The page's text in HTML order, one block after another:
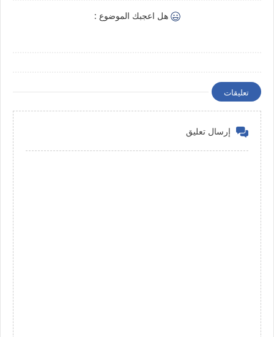
هل اعجبك الموضوع :
تعليقات
إرسال تعليق